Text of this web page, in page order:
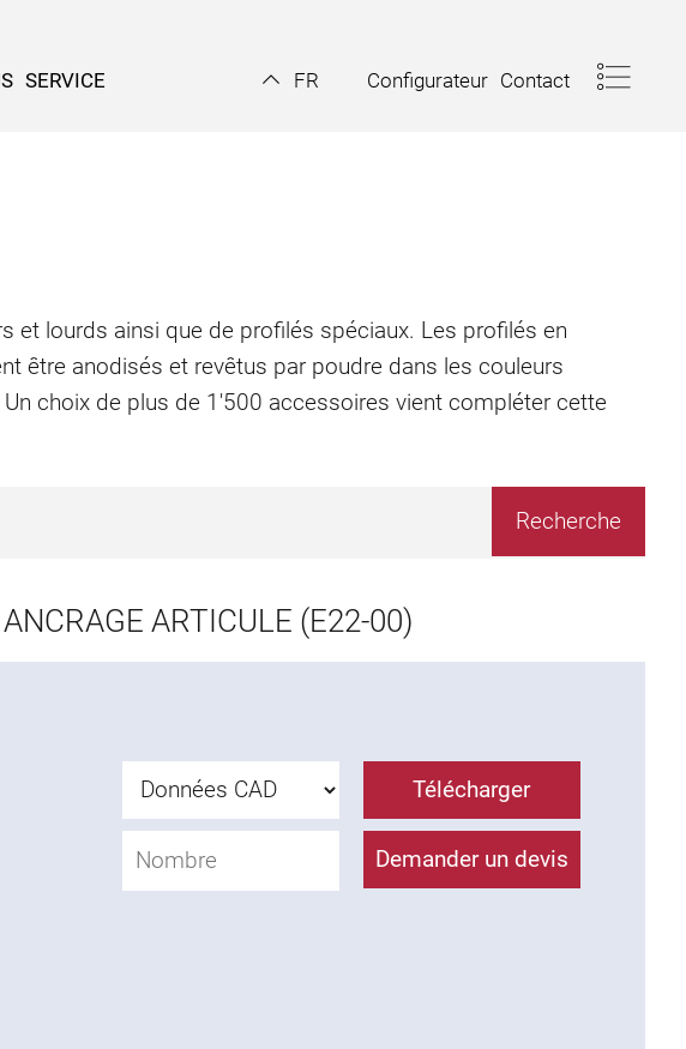
SERVICE FR Configurateur Contact
et lourds ainsi que de profilés spéciaux. Les profilés en
être anodisés et revêtus par poudre dans les couleurs
choix de plus de 1'500 accessoires vient compléter cette
ARTICULE (E22-00)
Télécharger
Demander un devis